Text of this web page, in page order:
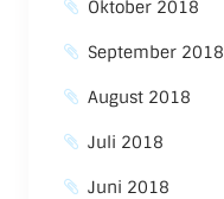
Oktober 2018
September 2018
August 2018
Juli 2018
Juni 2018